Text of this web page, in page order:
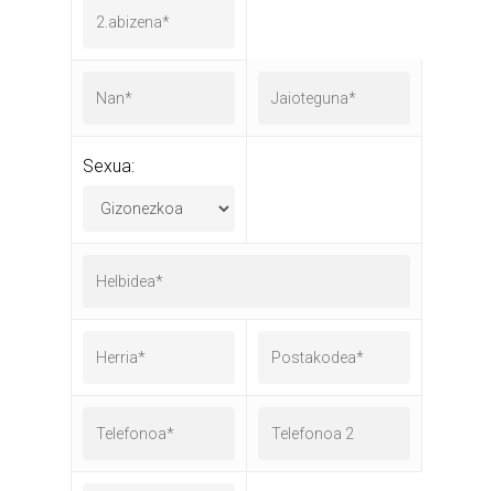
Sexua: